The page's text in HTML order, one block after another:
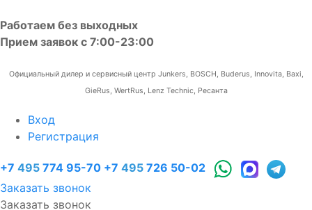
Работаем без выходных
Прием заявок с 7:00-23:00
Официальный дилер и сервисный центр Junkers, BOSCH, Buderus, Innovita, Baxi,
GieRus, WertRus, Lenz Technic, Ресанта
Вход
Регистрация
+7 495 774 95-70 +7 495 726 50-02
Заказать звонок
Заказать звонок